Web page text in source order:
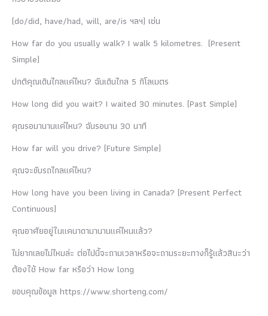
(do/did, have/had, will, are/is ฯลฯ) เช่น
How far do you usually walk? I walk 5 kilometres. (Present
Simple)
ปกติคุณเดินไกลแค่ไหน? ฉันเดินไกล 5 กิโลเมตร
How long did you wait? I waited 30 minutes. (Past Simple)
คุณรอมานานแค่ไหน? ฉันรอนาน 30 นาที
How far will you drive? (Future Simple)
คุณจะขับรถไกลแค่ไหน?
How long have you been living in Canada? (Present Perfect
Continuous)
คุณอาศัยอยู่ในแคนาดามานานแค่ไหนแล้ว?
ไม่ยากเลยไม่ไหมล่ะ ต่อไปนี้จะถามเวลาหรือจะถามระยะทางก็รู้แล้วสินะว่า
ต้องใช้ How far หรือว่า How long
ขอบคุณข้อมูล https://www.shorteng.com/